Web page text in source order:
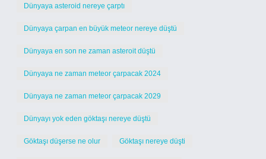
Dünyaya asteroid nereye çarptı
Dünyaya çarpan en büyük meteor nereye düştü
Dünyaya en son ne zaman asteroit düştü
Dünyaya ne zaman meteor çarpacak 2024
Dünyaya ne zaman meteor çarpacak 2029
Dünyayı yok eden göktaşı nereye düştü
Göktaşı düşerse ne olur Göktaşı nereye düşti